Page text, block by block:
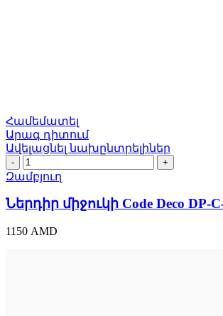
Համեմատել
Արագ դիտում
Ավելացնել նախընտրելիներ
Ներդիր
միջուկի
Code
Deco
DP-
C-
14-
Զամբյուղ
Ներդիր միջուկի Code Deco DP-
1150 AMD